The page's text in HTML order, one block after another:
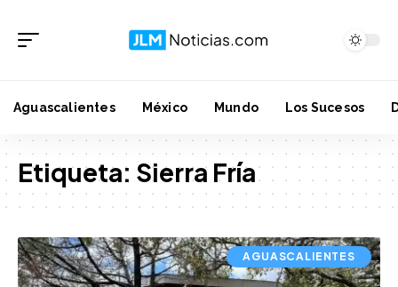
Aguascalientes México Mundo Los Sucesos
Etiqueta: Sierra Fría
AGUASCALIENTES